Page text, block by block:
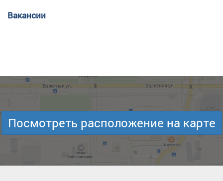
Вакансии
Посмотреть расположение на карте